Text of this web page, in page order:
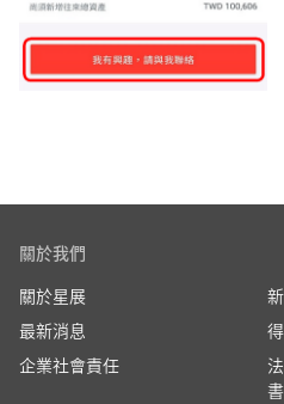
關於我們
關於星展
最新消息
企業社會責任
書